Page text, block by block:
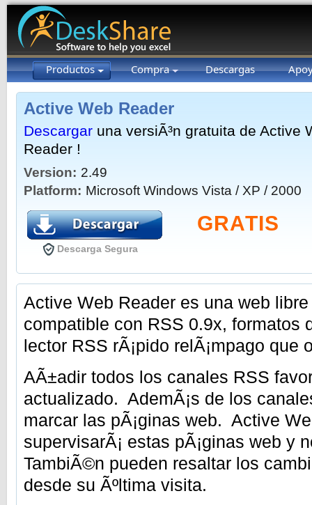
Productos Compra Descargas
Active Web Reader
Descargar una versiÃ³n gratuita de Active
Reader !
Version: 2.49
Platform: Microsoft Windows Vista / XP / 2000
Descarga Segura
GRATIS
Active Web Reader es una web
compatible con RSS 0.9x,
lector RSS rÃ¡pido relÃ¡mpago que
AÃ±adir todos los canales RSS
actualizado. AdemÃ¡s de los
marcar las pÃ¡ginas web. Active
supervisarÃ¡ estas pÃ¡ginas web y
TambiÃ©n pueden resaltar los
desde su Ãºltima visita.